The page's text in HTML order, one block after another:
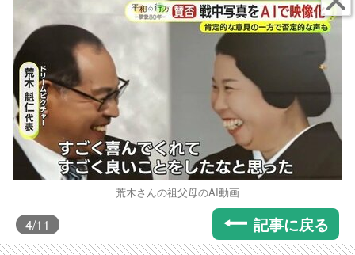
荒木さんの祖父母のAI動画
4/11 記事に戻る